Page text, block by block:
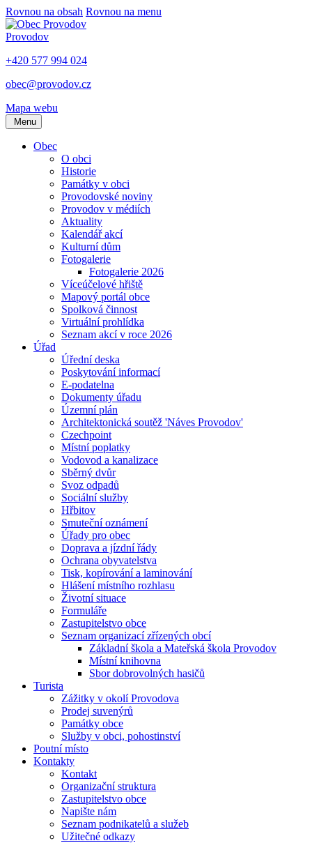
Rovnou na obsah Rovnou na menu
Provodov
+420 577 994 024
obec@provodov.cz
Mapa webu
Menu
Obec
O obci
Historie
Památky v obci
Provodovské noviny
Provodov v médiích
Aktuality
Kalendář akcí
Kulturní dům
Fotogalerie
Fotogalerie 2026
Víceúčelové hřiště
Mapový portál obce
Spolková činnost
Virtuální prohlídka
Seznam akcí v roce 2026
Úřad
Úřední deska
Poskytování informací
E-podatelna
Dokumenty úřadu
Územní plán
Architektonická soutěž 'Náves Provodov'
Czechpoint
Místní poplatky
Vodovod a kanalizace
Sběrný dvůr
Svoz odpadů
Sociální služby
Hřbitov
Smuteční oznámení
Úřady pro obec
Doprava a jízdní řády
Ochrana obyvatelstva
Tisk, kopírování a laminování
Hlášení místního rozhlasu
Životní situace
Formuláře
Zastupitelstvo obce
Seznam organizací zřízených obcí
Základní škola a Mateřská škola Provodov
Místní knihovna
Sbor dobrovolných hasičů
Turista
Zážitky v okolí Provodova
Prodej suvenýrů
Památky obce
Služby v obci, pohostinství
Poutní místo
Kontakty
Kontakt
Organizační struktura
Zastupitelstvo obce
Napište nám
Seznam podnikatelů a služeb
Užitečné odkazy